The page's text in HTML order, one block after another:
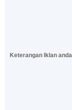
Keterangan Iklan anda